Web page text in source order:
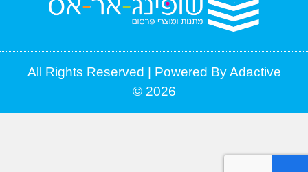
All Rights Reserved | Powered By